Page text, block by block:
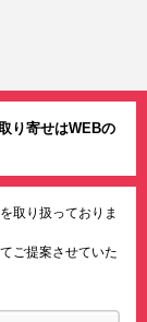
り寄せはWEBの
取り扱っておりま
ご提案させていた